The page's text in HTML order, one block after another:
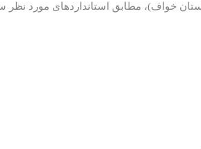
خواف)، مطابق استانداردهای مورد